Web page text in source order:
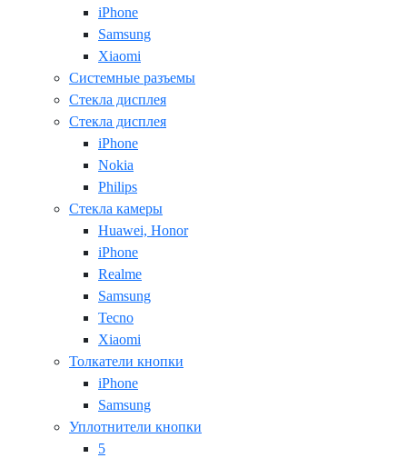
iPhone
Samsung
Xiaomi
Системные разъемы
Стекла дисплея
Стекла дисплея
iPhone
Nokia
Philips
Стекла камеры
Huawei, Honor
iPhone
Realme
Samsung
Tecno
Xiaomi
Толкатели кнопки
iPhone
Samsung
Уплотнители кнопки
5